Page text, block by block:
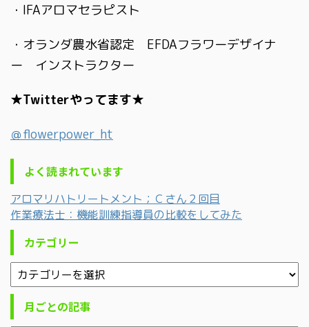
・IFAアロマセラピスト
・オランダ農水省認定 EFDAフラワーデザイナ
ー インストラクター
★Twitterやってます★
＠flowerpower_ht
よく読まれています
アロマリハトリートメント；Ｃさん２回目
作業療法士：機能訓練指導員の比較をしてみた
カテゴリー
月ごとの記事